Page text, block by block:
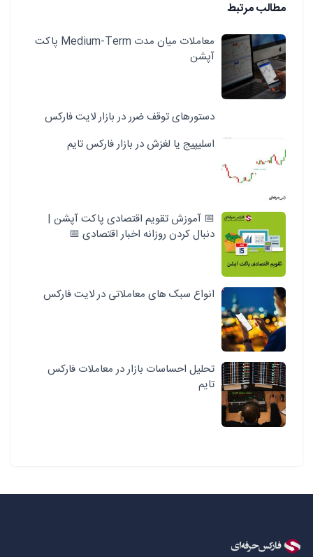
مطالب مرتبط
معاملات میان مدت Medium-Term پاکت
آپشن
دستورهای توقف ضرر در بازار لایت فارکس
اسلیپیج یا لغزش در بازار فارکس تایم
📅 آموزش تقویم اقتصادی پاکت آپشن |
دنبال کردن روزانه اخبار اقتصادی 📅
انواع سبک‌ های معاملاتی در لایت فارکس
تحلیل احساسات بازار در معاملات فارکس
تایم